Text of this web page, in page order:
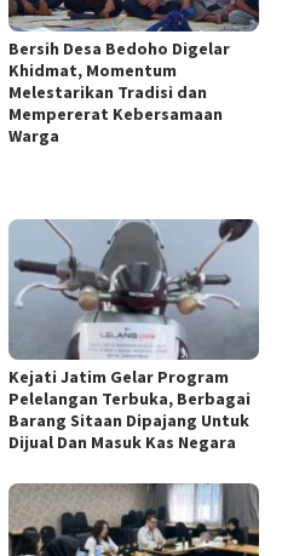
Bersih Desa Bedoho Digelar
Khidmat, Momentum
Melestarikan Tradisi dan
Mempererat Kebersamaan
Warga
Kejati Jatim Gelar Program
Pelelangan Terbuka, Berbagai
Barang Sitaan Dipajang Untuk
Dijual Dan Masuk Kas Negara